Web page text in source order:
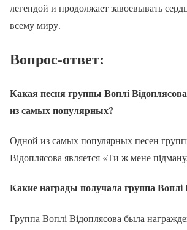
легендой и продолжает завоевывать
всему миру.
Вопрос-ответ:
Какая песня группы Воплі
из самых популярных?
Одной из самых популярных песен
Відоплясова является «Ти ж мене
Какие награды получала группа Воплі
Группа Воплі Відоплясова была